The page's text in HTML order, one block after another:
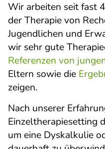
Wir arbeiten seit fast
der Therapie von
Jugendlichen und
wir sehr gute
Referenzen von
Eltern sowie die
zeigen.
Nach unserer
Einzeltherapiesetting
um eine Dyskalkulie